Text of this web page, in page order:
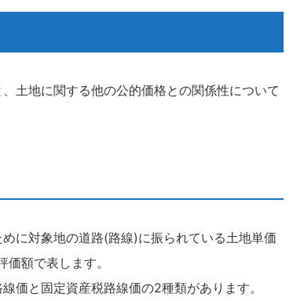
土地に関する他の公的価格との関係性について
に対象地の道路(路線)に振られている土地単価
額で表します。
価と固定資産税路線価の2種類があります。